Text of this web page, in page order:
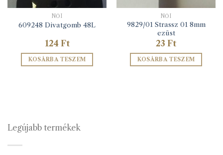
NŐI
609248 Divatgomb 48L
124 Ft
KOSÁRBA TESZEM
NŐI
9829/01 Strassz 01 8mm
ezüst
23 Ft
KOSÁRBA TESZEM
Legújabb termékek